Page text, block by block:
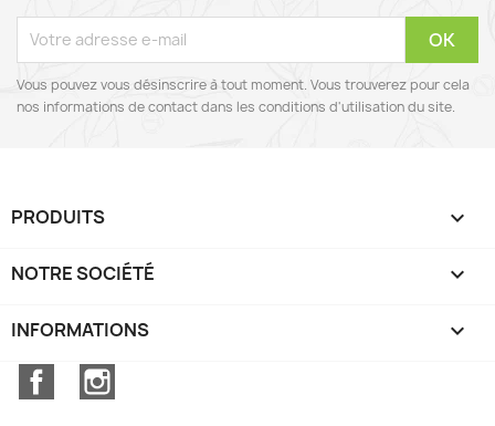
Vous pouvez vous désinscrire à tout moment. Vous trouverez pour cela
nos informations de contact dans les conditions d'utilisation du site.
PRODUITS 
NOTRE SOCIÉTÉ 
INFORMATIONS keyboard_arrow_down
Facebook